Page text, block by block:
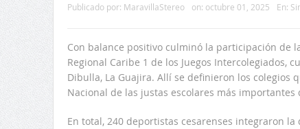
Publicado por: MaravillaStereo on: octubre 01, 2025 En:
Con balance positivo culminó la participación de
Regional Caribe 1 de los Juegos Intercolegiados,
Dibulla, La Guajira. Allí se definieron los colegios
Nacional de las justas escolares más
En total, 240 deportistas cesarenses integraron